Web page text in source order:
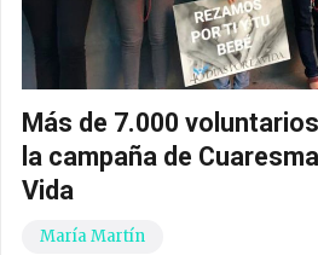
Más de 7.000
la campaña de
Vida
María Martín